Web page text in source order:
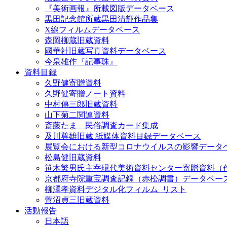
『美術画報』所載図版データベース
黒田記念館所蔵黒田清輝作品集
X線フィルムデータベース
森岡柳蔵旧蔵資料
國華社旧蔵写真資料データベース
今泉雄作『記事珠』
資料目録
久野健寄贈資料
久野健寄贈ノート資料
中村傳三郎旧蔵資料
山下菊二関連資料
斎藤たま 民俗調査カード集成
及川尊雄旧蔵 紙媒体資料目録データベース
展覧会における新型コロナウイルスの影響データ
松島健旧蔵資料
笹木繁男氏主宰現代美術資料センター寄贈資料（
京都府寺院重宝調査記録（赤松調書）データベー
柳澤孝資料デジタル化フィルム_リスト
菅沼貞三旧蔵資料
活動報告
日本語